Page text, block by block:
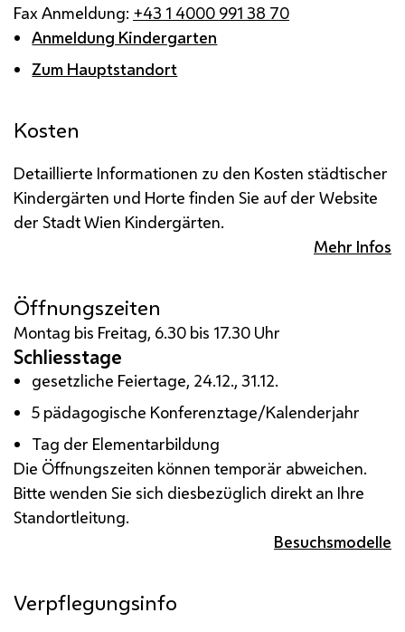
Fax Anmeldung: +43 1 4000 991 38 70
Anmeldung Kindergarten
Zum Hauptstandort
Kosten
Detaillierte Informationen zu den Kosten städtischer
Kindergärten und Horte finden Sie auf der Website
der Stadt Wien Kindergärten.
Mehr Infos
Öffnungszeiten
Montag bis Freitag, 6.30 bis 17.30 Uhr
Schliesstage
gesetzliche Feiertage, 24.12., 31.12.
5 pädagogische Konferenztage/Kalenderjahr
Tag der Elementarbildung
Die Öffnungszeiten können temporär abweichen.
Bitte wenden Sie sich diesbezüglich direkt an Ihre
Standortleitung.
Besuchsmodelle
Verpflegungsinfo